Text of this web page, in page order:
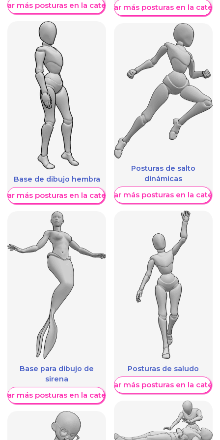
más posturas en la categoría
Base de dibujo hembra
más posturas en la categoría
Base para dibujo de
sirena
más posturas en la categoría
Mostrar más posturas en la
Posturas de salto
dinámicas
Mostrar más posturas en la
Posturas de saludo
Mostrar más posturas en la